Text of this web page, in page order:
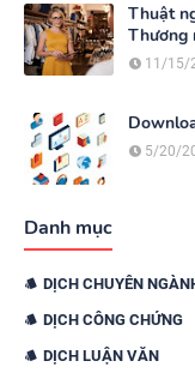
Thuật
Thương
11/15/
5/20/
Danh mục
DỊCH CHUYÊN
DỊCH CÔNG CHỨNG
DỊCH LUẬN VĂN